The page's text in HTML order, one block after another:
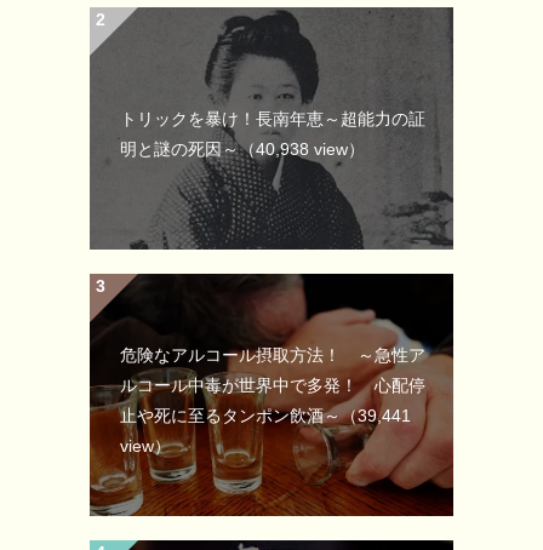
トリックを暴け！長南年恵～超能力の証
明と謎の死因～（40,938 view）
危険なアルコール摂取方法！ ～急性ア
ルコール中毒が世界中で多発！ 心配停
止や死に至るタンポン飲酒～（39,441
view）